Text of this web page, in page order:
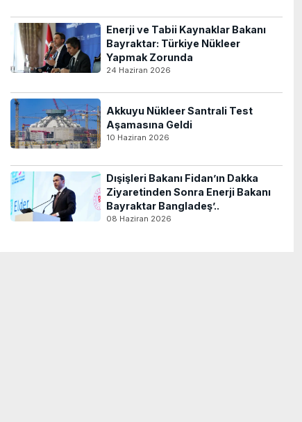
Enerji ve Tabii Kaynaklar Bakanı
Bayraktar: Türkiye Nükleer
Yapmak Zorunda
24 Haziran 2026
Akkuyu Nükleer Santrali Test
Aşamasına Geldi
10 Haziran 2026
Dışişleri Bakanı Fidan’ın Dakka
Ziyaretinden Sonra Enerji Bakanı
Bayraktar Bangladeş’..
08 Haziran 2026